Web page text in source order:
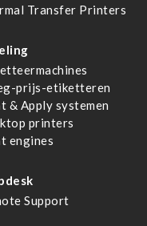
Transfer Printers
prijs-etiketteren
& Apply systemen
printers
engines
Support